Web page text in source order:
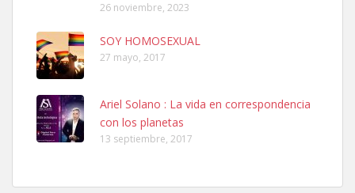
Gata joven encontrada
Gata joven encontrada en zona calle San Bernardo de Las Palmas
de Gran Canaria. Es una gata castr...
26 noviembre, 2023
SOY HOMOSEXUAL
27 mayo, 2017
Ariel Solano : La vida en correspondencia
con los planetas
13 septiembre, 2017